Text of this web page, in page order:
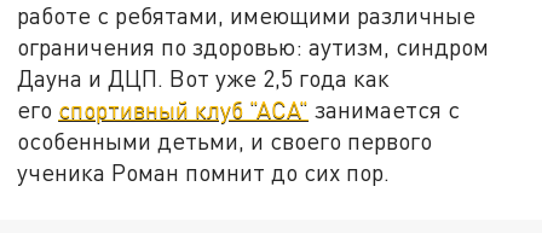
работе с ребятами, имеющими различные
ограничения по здоровью: аутизм, синдром
Дауна и ДЦП. Вот уже 2,5 года как
его спортивный клуб "АСА" занимается с
особенными детьми, и своего первого
ученика Роман помнит до сих пор.